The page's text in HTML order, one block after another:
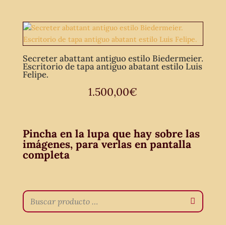
Secreter abattant antiguo estilo Biedermeier.
Escritorio de tapa antiguo abatant estilo Luis
Felipe.
1.500,00€
Pincha en la lupa que hay sobre las
imágenes, para verlas en pantalla
completa